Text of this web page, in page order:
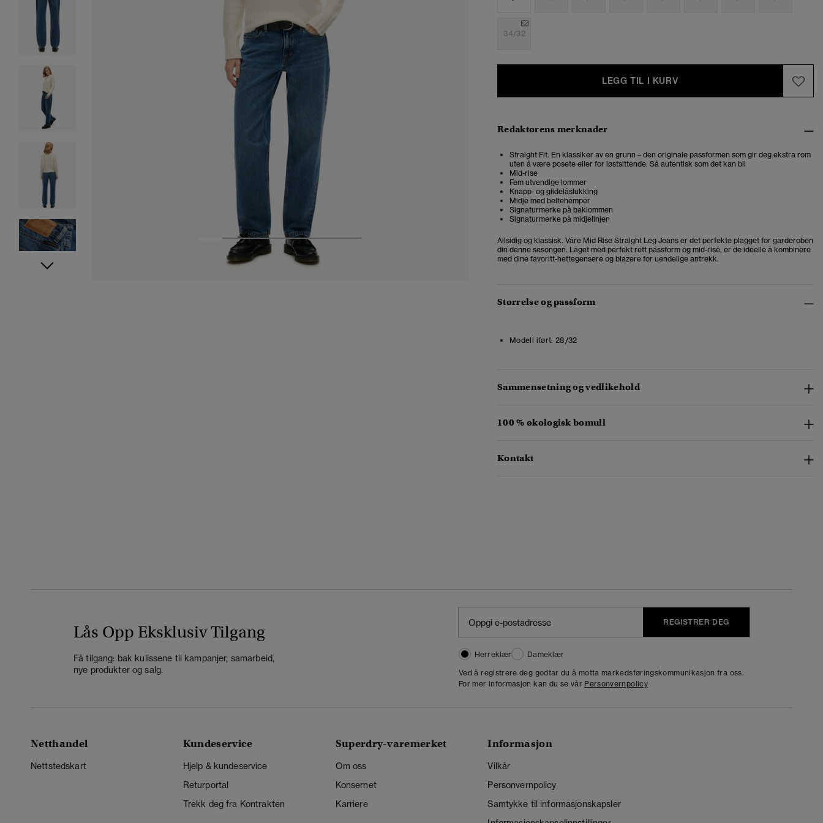
2 3 4 5
34/32
LEGG TIL I KURV
Redaktørens merknader
Straight Fit. En klassiker av en grunn – den originale passformen som gir deg ekstra rom
uten å være posete eller for løstsittende. Så autentisk som det kan bli
Mid-rise
Fem utvendige lommer
Knapp- og glidelåslukking
Midje med beltehemper
Signaturmerke på baklommen
Signaturmerke på midjelinjen
Allsidig og klassisk. Våre Mid Rise Straight Leg Jeans er det perfekte plagget for garderoben
din denne sesongen. Laget med perfekt rett passform og mid-rise, er de ideelle å kombinere
med dine favoritt-hettegensere og blazere for uendelige antrekk.
Størrelse og passform
Modell iført: 28/32
Sammensetning og vedlikehold
100 % økologisk bomull
Kontakt
Lås Opp Eksklusiv Tilgang
Få tilgang: bak kulissene til kampanjer, samarbeid,
nye produkter og salg.
REGISTRER DEG
Herreklær
Dameklær
Ved å registrere deg godtar du å motta markedsføringskommunikasjon fra oss.
For mer informasjon kan du se vår Personvernpolicy
Netthandel
Nettstedskart
Kundeservice
Hjelp & kundeservice
Returportal
Trekk deg fra Kontrakten
Superdry-varemerket
Om oss
Konsernet
Karriere
Informasjon
Vilkår
Personvernpolicy
Samtykke til informasjonskapsler